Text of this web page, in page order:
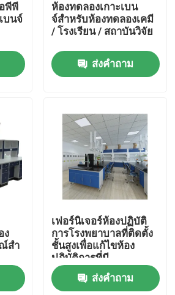
บัติการที่ทันสมัย
พีพี
บนจ์
ห้องทดลองเกาะเบน
จ์สําหรับห้องทดลองเคมี
/ โรงเรียน / สถาบันวิจัย
ส่งคำถาม
ง
สํา
เฟอร์นิเจอร์ห้องปฏิบัติ
การโรงพยาบาลที่ติดตั้ง
ชั้นสูงเพื่อแก้ไขห้อง
ปฏิบัติการที่มี
ประสิทธิภาพ
ส่งคำถาม